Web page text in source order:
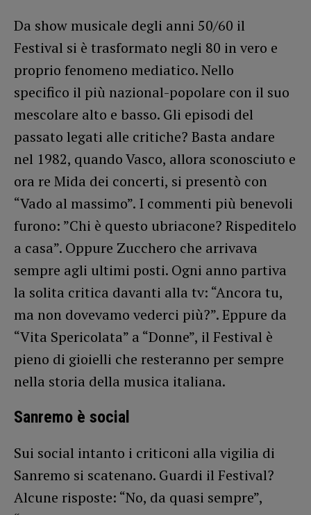
Da show musicale degli anni 50/60 il
Festival si è trasformato negli 80 in vero e
proprio fenomeno mediatico. Nello
specifico il più nazional-popolare con il suo
mescolare alto e basso. Gli episodi del
passato legati alle critiche? Basta andare
nel 1982, quando Vasco, allora sconosciuto e
ora re Mida dei concerti, si presentò con
“Vado al massimo”. I commenti più benevoli
furono: ”Chi è questo ubriacone? Rispeditelo
a casa”. Oppure Zucchero che arrivava
sempre agli ultimi posti. Ogni anno partiva
la solita critica davanti alla tv: “Ancora tu,
ma non dovevamo vederci più?”. Eppure da
“Vita Spericolata” a “Donne”, il Festival è
pieno di gioielli che resteranno per sempre
nella storia della musica italiana.
Sanremo è social
Sui social intanto i criticoni alla vigilia di
Sanremo si scatenano. Guardi il Festival?
Alcune risposte: “No, da quasi sempre”,